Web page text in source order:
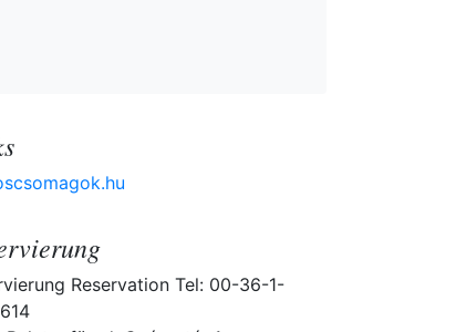
Reservation Tel: 00-36-1-